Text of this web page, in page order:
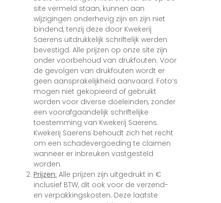
site vermeld staan, kunnen aan
wijzigingen onderhevig zijn en zijn niet
bindend, tenzij deze door Kwekerij
Saerens uitdrukkelijk schriftelijk werden
bevestigd. Alle prijzen op onze site zijn
onder voorbehoud van drukfouten. Voor
de gevolgen van drukfouten wordt er
geen aansprakelijkheid aanvaard. Foto’s
mogen niet gekopieerd of gebruikt
worden voor diverse doeleinden, zonder
een voorafgaandelijk schriftelijke
toestemming van Kwekerij Saerens.
Kwekerij Saerens behoudt zich het recht
om een schadevergoeding te claimen
wanneer er inbreuken vastgesteld
worden.
Prijzen: Alle prijzen zijn uitgedrukt in €
inclusief BTW, dit ook voor de verzend-
en verpakkingskosten. Deze laatste